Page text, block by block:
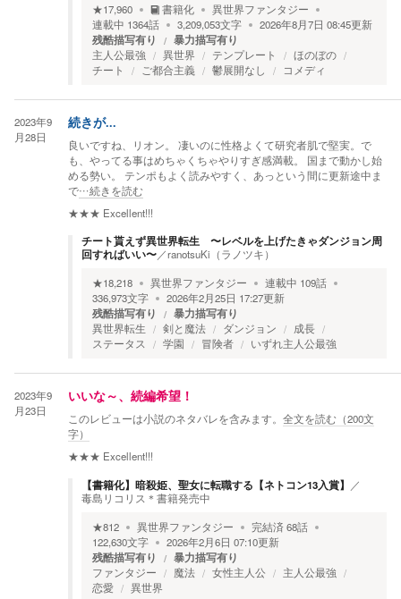
★17,960 書籍化
異世界ファンタジー
連載中 1364話 3,209,053文字 2026年8月7日 08:45更新
残酷描写有り 暴力描写有り
主人公最強 異世界 テンプレート
ほのぼの
チート
ご都合主義 鬱展開なし コメディ
2023年9
月28日
続きが...
良いですね、リオン。 凄いのに性格よくて研究者肌で堅実。で
も、やってる事はめちゃくちゃやりすぎ感満載。 国まで動かし始
める勢い。 テンポもよく読みやすく、あっという間に更新途中ま
で…続きを読む
★★★ Excellent!!!
チート貰えず異世界転生 〜レベルを上げたきゃダンジョン周
回すればいい〜／ranotsuKi（ラノツキ）
★18,218 異世界ファンタジー 連載中 109話
336,973文字 2026年2月25日 17:27更新
残酷描写有り 暴力描写有り
異世界転生 剣と魔法 ダンジョン
成長
ステータス
学園 冒険者 いずれ主人公最強
2023年9
月23日
いいな～、続編希望！
このレビューは小説のネタバレを含みます。 全文を読む（200文
字）
★★★ Excellent!!!
【書籍化】暗殺姫、聖女に転職する【ネトコン13入賞】
／
毒島リコリス＊書籍発売中
★812 異世界ファンタジー 完結済68話
122,630文字 2026年2月6日 07:10更新
残酷描写有り 暴力描写有り
ファンタジー 魔法 女性主人公
主人公最強
恋愛
異世界